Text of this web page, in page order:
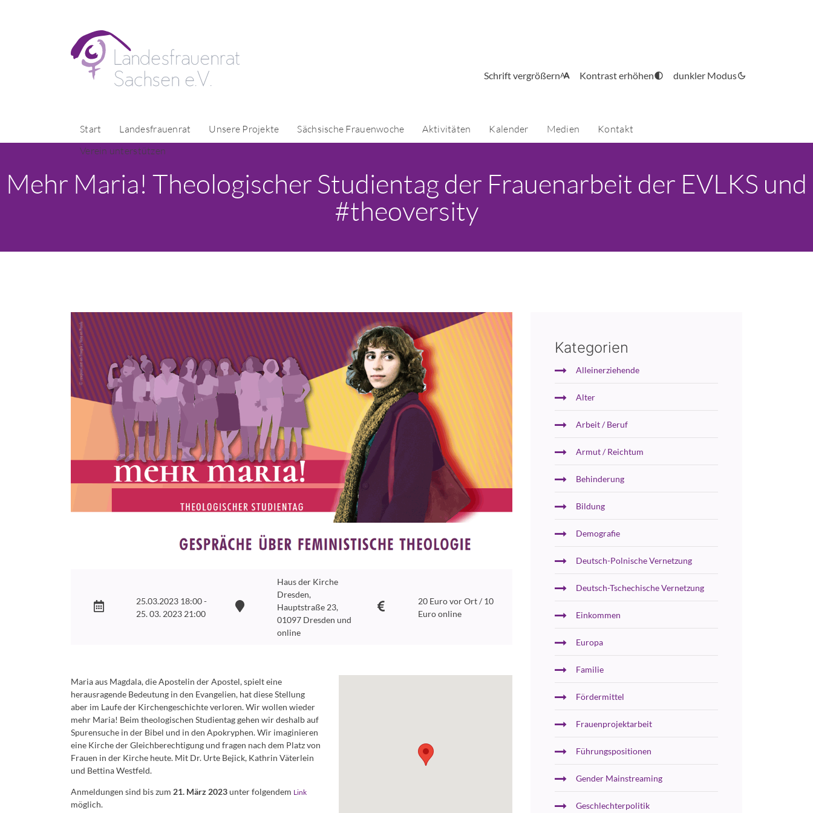
Schrift vergrößern Kontrast erhöhen dunkler Modus
Start Landesfrauenrat Unsere Projekte Sächsische Frauenwoche Aktivitäten Kalender Medien
Kontakt
Verein unterstützen
Mehr Maria! Theologischer Studientag der Frauenarbeit der EVLKS und
#theoversity
25.03.2023 18:00 -
25. 03. 2023 21:00
Haus der Kirche
Dresden,
Hauptstraße 23,
01097 Dresden und
online
20 Euro vor Ort / 10
Euro online
Maria aus Magdala, die Apostelin der Apostel, spielt eine
herausragende Bedeutung in den Evangelien, hat diese Stellung
aber im Laufe der Kirchengeschichte verloren. Wir wollen wieder
mehr Maria! Beim theologischen Studientag gehen wir deshalb auf
Spurensuche in der Bibel und in den Apokryphen. Wir imaginieren
eine Kirche der Gleichberechtigung und fragen nach dem Platz von
Frauen in der Kirche heute. Mit Dr. Urte Bejick, Kathrin Väterlein
und Bettina Westfeld.
Anmeldungen sind bis zum 21. März 2023unter folgendem Link
möglich.
Kategorien
Alleinerziehende
Alter
Arbeit / Beruf
Armut / Reichtum
Behinderung
Bildung
Demografie
Deutsch-Polnische Vernetzung
Deutsch-Tschechische Vernetzung
Einkommen
Europa
Familie
Fördermittel
Frauenprojektarbeit
Führungspositionen
Gender Mainstreaming
Geschlechterpolitik